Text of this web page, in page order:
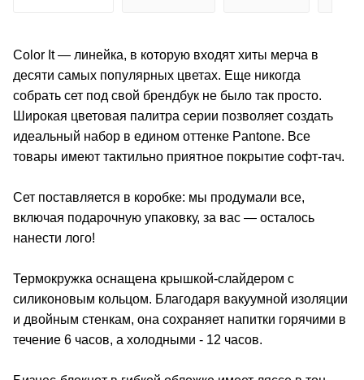
Color It — линейка, в которую входят хиты мерча в
десяти самых популярных цветах. Еще никогда
собрать сет под свой брендбук не было так просто.
Широкая цветовая палитра серии позволяет создать
идеальный набор в едином оттенке Pantone. Все
товары имеют тактильно приятное покрытие софт-тач.
Сет поставляется в коробке: мы продумали все,
включая подарочную упаковку, за вас — осталось
нанести лого!
Термокружка оснащена крышкой-слайдером с
силиконовым кольцом. Благодаря вакуумной изоляции
и двойным стенкам, она сохраняет напитки горячими в
течение 6 часов, а холодными - 12 часов.